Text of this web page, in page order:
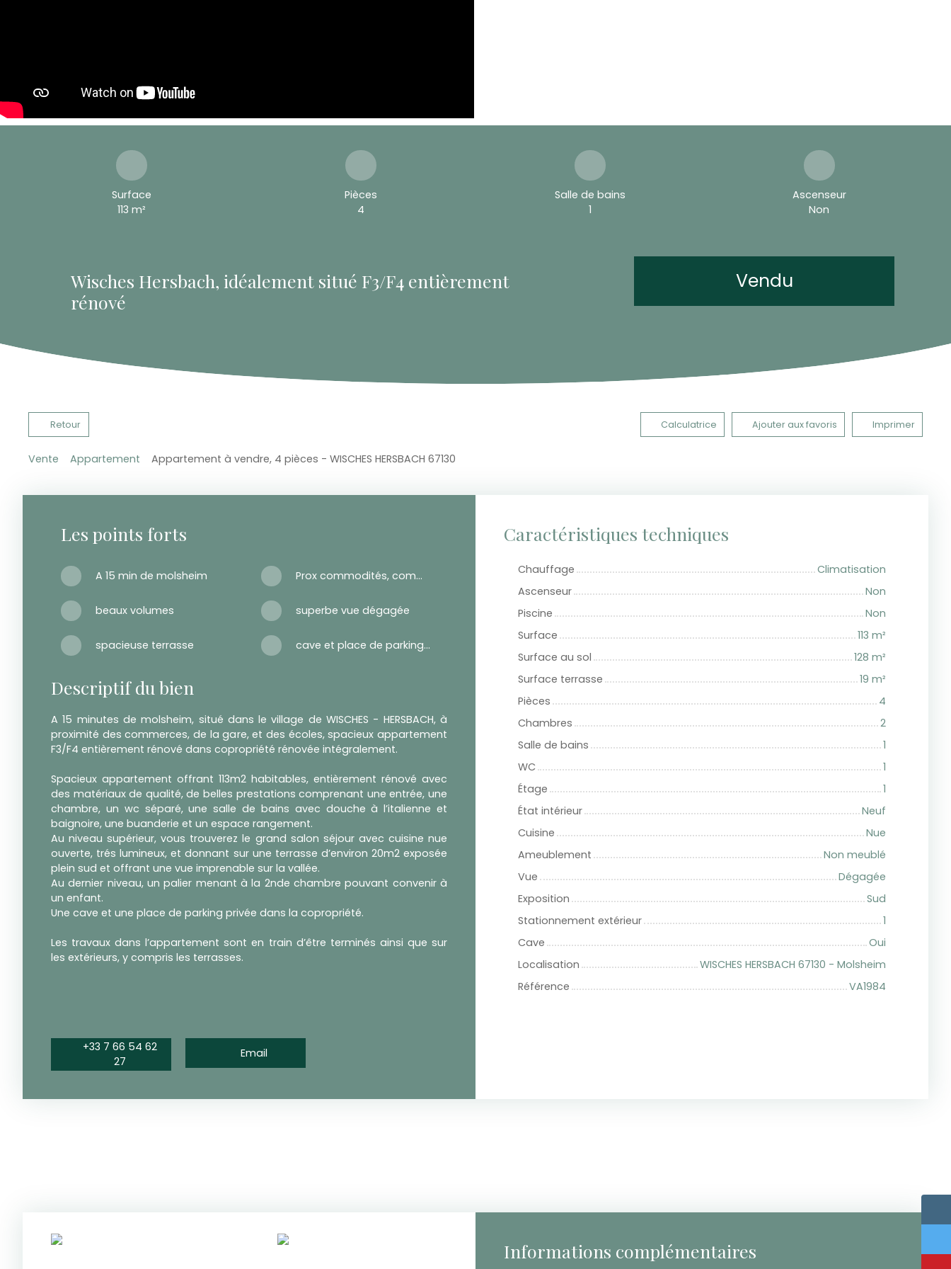
Surface
113m²
Pièces
4
Salle de bains
1
Ascenseur
Non
Wisches Hersbach, idéalement situé F3/F4 entièrement
rénové
Vendu
Retour Calculatrice Ajouter aux favoris Imprimer
Vente Appartement Appartement à vendre, 4 pièces - WISCHES HERSBACH 67130
Les points forts
A 15 min de molsheim Prox commodités, commerces
beaux volumes superbe vue dégagée
spacieuse terrasse cave et place de parking privée
Descriptif du bien
A 15 minutes de molsheim, situé dans le village de WISCHES - HERSBACH, à
proximité des commerces, de la gare, et des écoles, spacieux appartement
F3/F4 entièrement rénové dans copropriété rénovée intégralement.
Spacieux appartement offrant 113m2 habitables, entièrement rénové avec
des matériaux de qualité, de belles prestations comprenant une entrée, une
chambre, un wc séparé, une salle de bains avec douche à l’italienne et
baignoire, une buanderie et un espace rangement.
Au niveau supérieur, vous trouverez le grand salon séjour avec cuisine nue
ouverte, trés lumineux, et donnant sur une terrasse d’environ 20m2 exposée
plein sud et offrant une vue imprenable sur la vallée.
Au dernier niveau, un palier menant à la 2nde chambre pouvant convenir à
un enfant.
Une cave et une place de parking privée dans la copropriété.
Les travaux dans l’appartement sont en train d’être terminés ainsi que sur
les extérieurs, y compris les terrasses.
+33 7 66 54 62
27
Email
Caractéristiques techniques
Chauffage
Climatisation
Ascenseur
Non
Piscine
Non
Surface
113 m²
Surface au sol
128 m²
Surface terrasse
19 m²
Pièces
4
Chambres
2
Salle de bains
1
WC
1
Étage
1
État intérieur
Neuf
Cuisine
Nue
Ameublement
Non meublé
Vue
Dégagée
Exposition
Sud
Stationnement extérieur
1
Cave
Oui
Localisation
WISCHES HERSBACH 67130 - Molsheim
Référence
VA1984
Informations complémentaires